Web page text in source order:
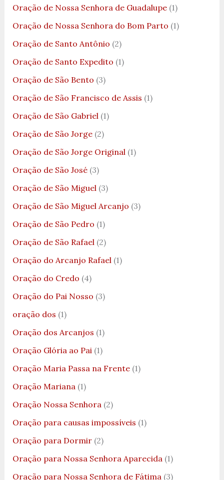
Oração de Nossa Senhora de Guadalupe(1)
Oração de Nossa Senhora do Bom Parto (1)
Oração de Santo Antônio (2)
Oração de Santo Expedito (1)
Oração de São Bento (3)
Oração de São Francisco de Assis (1)
Oração de São Gabriel(1)
Oração de São Jorge(2)
Oração de São Jorge Original(1)
Oração de São José(3)
Oração de São Miguel(3)
Oração de São Miguel Arcanjo (3)
Oração de São Pedro (1)
Oração de São Rafael(2)
Oração do Arcanjo Rafael(1)
Oração do Credo (4)
Oração do Pai Nosso (3)
oração dos (1)
Oração dos Arcanjos (1)
Oração Glória ao Pai(1)
Oração Maria Passa na Frente(1)
Oração Mariana(1)
Oração Nossa Senhora(2)
Oração para causas impossíveis (1)
Oração para Dormir(2)
Oração para Nossa Senhora Aparecida(1)
Oração para Nossa Senhora de Fátima(3)